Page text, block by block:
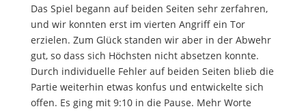
Das Spiel begann auf beiden Seiten sehr zerfahren,
und wir konnten erst im vierten Angriff ein Tor
erzielen. Zum Glück standen wir aber in der Abwehr
gut, so dass sich Höchsten nicht absetzen konnte.
Durch individuelle Fehler auf beiden Seiten blieb die
Partie weiterhin etwas konfus und entwickelte sich
offen. Es ging mit 9:10 in die Pause. Mehr Worte